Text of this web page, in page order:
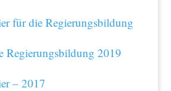
für die Regierungsbildung
Regierungsbildung 2019
– 2017